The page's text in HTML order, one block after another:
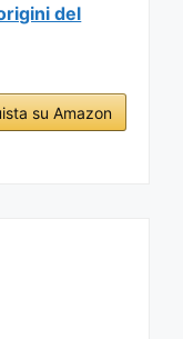
del
su Amazon